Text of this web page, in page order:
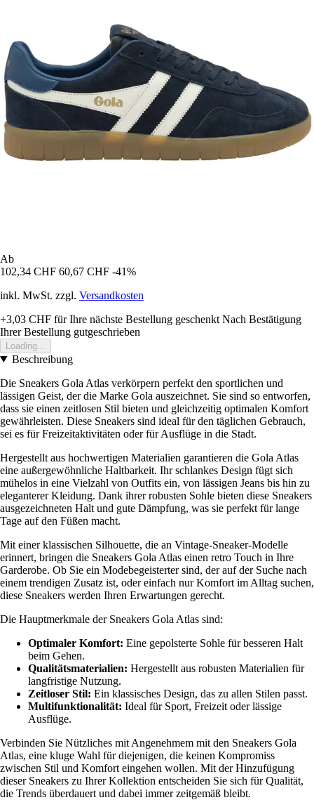
Ab
102,34 CHF 60,67 CHF -41%
inkl. MwSt. zzgl. Versandkosten
+3,03 CHF für Ihre nächste Bestellung geschenkt Nach Bestätigung
Ihrer Bestellung gutgeschrieben
Loading...
Beschreibung
Die Sneakers Gola Atlas verkörpern perfekt den sportlichen und
lässigen Geist, der die Marke Gola auszeichnet. Sie sind so entworfen,
dass sie einen zeitlosen Stil bieten und gleichzeitig optimalen Komfort
gewährleisten. Diese Sneakers sind ideal für den täglichen Gebrauch,
sei es für Freizeitaktivitäten oder für Ausflüge in die Stadt.
Hergestellt aus hochwertigen Materialien garantieren die Gola Atlas
eine außergewöhnliche Haltbarkeit. Ihr schlankes Design fügt sich
mühelos in eine Vielzahl von Outfits ein, von lässigen Jeans bis hin zu
eleganterer Kleidung. Dank ihrer robusten Sohle bieten diese Sneakers
ausgezeichneten Halt und gute Dämpfung, was sie perfekt für lange
Tage auf den Füßen macht.
Mit einer klassischen Silhouette, die an Vintage-Sneaker-Modelle
erinnert, bringen die Sneakers Gola Atlas einen retro Touch in Ihre
Garderobe. Ob Sie ein Modebegeisterter sind, der auf der Suche nach
einem trendigen Zusatz ist, oder einfach nur Komfort im Alltag suchen,
diese Sneakers werden Ihren Erwartungen gerecht.
Die Hauptmerkmale der Sneakers Gola Atlas sind:
Optimaler Komfort: Eine gepolsterte Sohle für besseren Halt
beim Gehen.
Qualitätsmaterialien: Hergestellt aus robusten Materialien für
langfristige Nutzung.
Zeitloser Stil: Ein klassisches Design, das zu allen Stilen passt.
Multifunktionalität: Ideal für Sport, Freizeit oder lässige
Ausflüge.
Verbinden Sie Nützliches mit Angenehmem mit den Sneakers Gola
Atlas, eine kluge Wahl für diejenigen, die keinen Kompromiss
zwischen Stil und Komfort eingehen wollen. Mit der Hinzufügung
dieser Sneakers zu Ihrer Kollektion entscheiden Sie sich für Qualität,
die Trends überdauert und dabei immer zeitgemäß bleibt.